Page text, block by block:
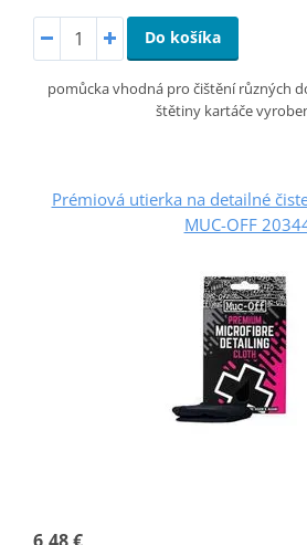
Do košíka
pomůcka vhodná pro čištění různých
štětiny kartáče
Prémiová utierka na detailné
MUC-OFF